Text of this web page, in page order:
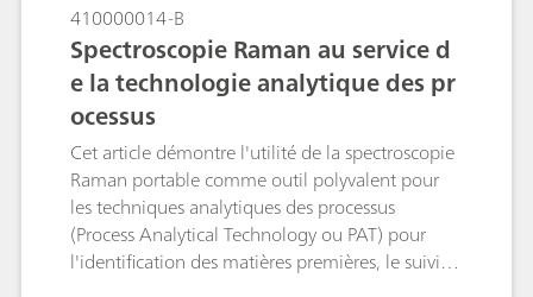
410000014-B
Spectroscopie Raman au service d
e la technologie analytique des pr
ocessus
Cet article démontre l'utilité de la spectroscopie
Raman portable comme outil polyvalent pour
les techniques analytiques des processus
(Process Analytical Technology ou PAT) pour
l'identification des matières premières, le suivi in